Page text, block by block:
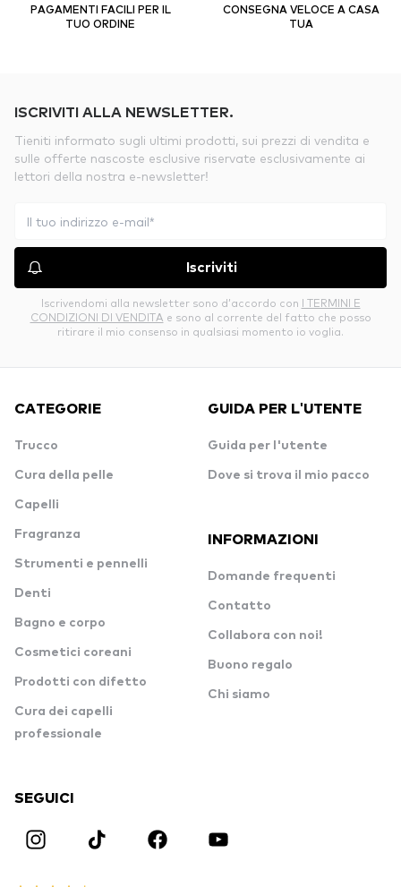
PAGAMENTI FACILI PER IL
TUO ORDINE
CONSEGNA VELOCE A CASA
TUA
ISCRIVITI ALLA NEWSLETTER.
Tieniti informato sugli ultimi prodotti, sui prezzi di vendita e
sulle offerte nascoste esclusive riservate esclusivamente ai
lettori della nostra e-newsletter!
Iscriviti
Iscrivendomi alla newsletter sono d’accordo con I TERMINI E
CONDIZIONI DI VENDITA e sono al corrente del fatto che posso
ritirare il mio consenso in qualsiasi momento io voglia.
CATEGORIE
Trucco
Cura della pelle
Capelli
Fragranza
Strumenti e pennelli
Denti
Bagno e corpo
Cosmetici coreani
Prodotti con difetto
Cura dei capelli
professionale
GUIDA PER L'UTENTE
Guida per l'utente
Dove si trova il mio pacco
INFORMAZIONI
Domande frequenti
Contatto
Collabora con noi!
Buono regalo
Chi siamo
SEGUICI